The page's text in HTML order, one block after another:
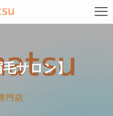
サロン】